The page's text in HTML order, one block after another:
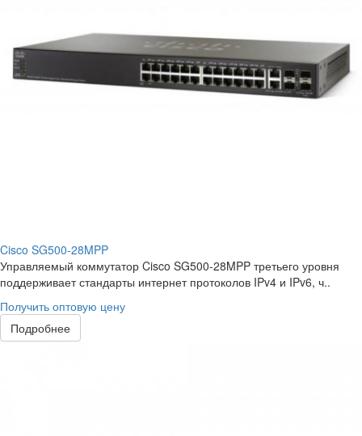
Cisco SG500-28MPP
Управляемый коммутатор Cisco SG500-28MPP третьего уровня
поддерживает стандарты интернет протоколов IPv4 и IPv6, ч..
Получить оптовую цену
Подробнее